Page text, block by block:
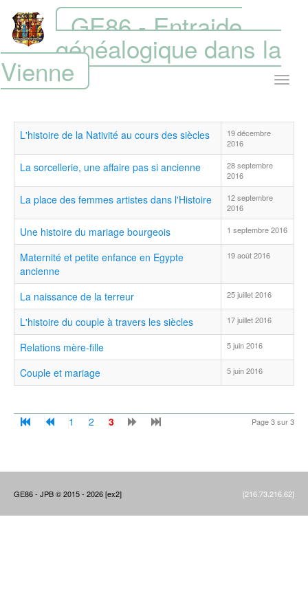
GE86 - Entraide
généalogique dans la
Vienne
L'histoire de la Nativité au cours des siècles
19 décembre
2016
La sorcellerie, une affaire pas si ancienne
28 septembre
2016
La place des femmes artistes dans l'Histoire
12 septembre
2016
Une histoire du mariage bourgeois 1 septembre 2016
Maternité et petite enfance en Egypte
ancienne
19 août 2016
La naissance de la terreur 25 juillet 2016
L'histoire du couple à travers les siècles 17 juillet 2016
Relations mère-fille 5 juin 2016
Couple et mariage 5 juin 2016
Page 3 sur 3
1 2 3
GE86 - JPB © 2015 - 2026 [ex2] [216.73.216.62]